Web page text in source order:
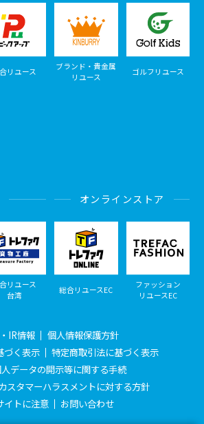
リユース
ブランド・貴金属
リユース
ゴルフリユース
リユース
台湾
オンラインストア
総合リユースEC
ファッション
リユースEC
IR情報
個人情報保護方針
づく表示
特定商取引法に基づく表示
データの開示等に関する手続
カスタマーハラスメントに対する方針
イトに注意
お問い合わせ